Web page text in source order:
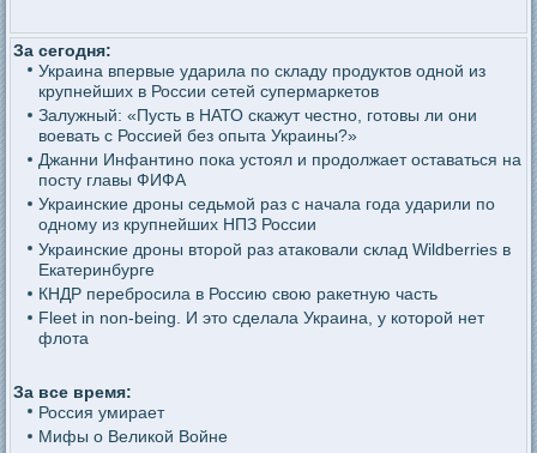
За сегодня:
Украина впервые ударила по складу продуктов одной из
крупнейших в России сетей супермаркетов
Залужный: «Пусть в НАТО скажут честно, готовы ли они
воевать с Россией без опыта Украины?»
Джанни Инфантино пока устоял и продолжает оставаться на
посту главы ФИФА
Украинские дроны седьмой раз с начала года ударили по
одному из крупнейших НПЗ России
Украинские дроны второй раз атаковали склад Wildberries в
Екатеринбурге
КНДР перебросила в Россию свою ракетную часть
Fleet in non-being. И это сделала Украина, у которой нет
флота
За все время:
Россия умирает
Мифы о Великой Войне